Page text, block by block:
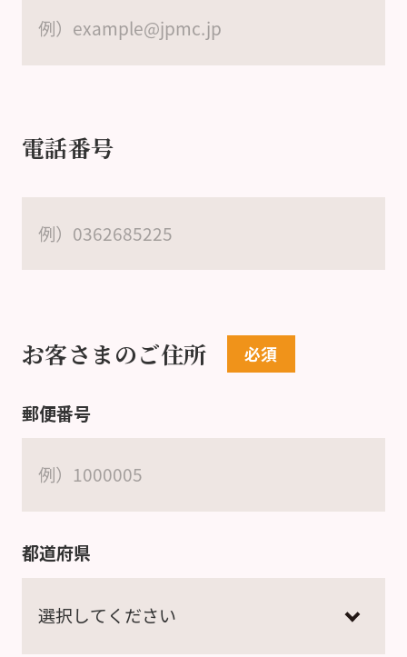
電話番号
お客さまのご住所
郵便番号
都道府県